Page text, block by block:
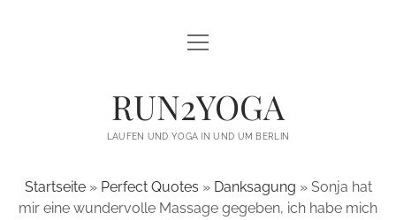
LAUFEN UND YOGA
YOGA FÜR VEREINE / LAUFTREFFS
BLACKBOARD TRAINING
open
menu
RUN2YOGA
LAUFEN UND YOGA IN UND UM BERLIN
Startseite» Perfect Quotes » Danksagung » Sonja hat
mir eine wundervolle Massage gegeben, ich habe mich